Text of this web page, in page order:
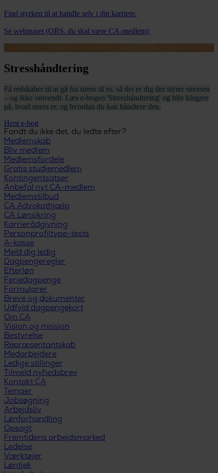
Find styrken til at handle selv i din karriere.
Se webinaret (OBS. du skal være CA-medlem)
Stresshåndtering
Få redskaber til at gå fra stress til ro, så det er dig der styrer stressen
– og ikke omvendt. Læs e-bogen 'Stresshåndtering' og bliv klogere
på, hvad stress er, og hvordan du kan håndtere den.
Hent e-bog
Fandt du ikke det, du ledte efter?
Medlemskab
Bliv medlem
Medlemsfordele
Gratis studiemedlem
Kontingentsatser
Anbefal nyt CA-medlem
Medlemstilbud
CA Advokathjælp
CA Lønsikring
Karrierådgivning
Personprofiltype-tests
A-kasse
Meld dig ledig
Dagpengeregler
Efterløn
Feriedagpenge
Formularer
Breve og dokumenter
Udfyld dagpengekort
Om CA
Vision og mission
Bestyrelse
Repræsentantskab
Medarbejdere
Ledige stillinger
Tilmeld nyhedsbrev
Kontakt CA
Temaer
Jobsøgning
Arbejdsliv
Lønforhandling
Opsagt
Fremtidens arbejdsmarked
Ledelse
Værktøjer
Løntjek